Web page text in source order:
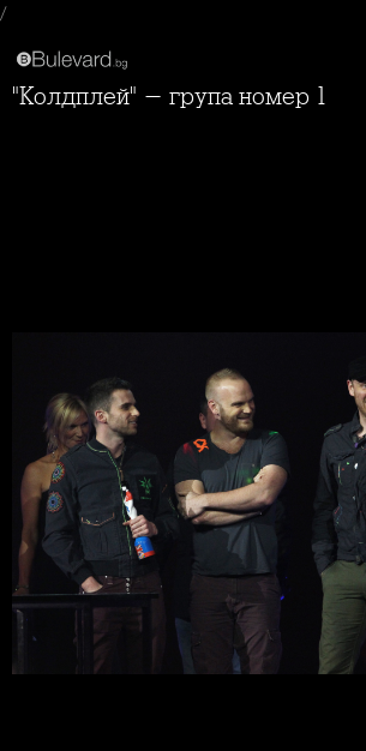
/
"Колдплей" - група номер 1